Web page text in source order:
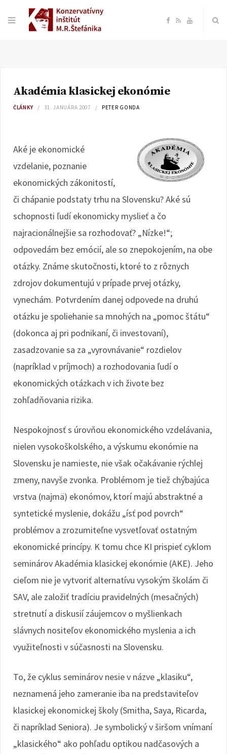
F
e
o
o
k
R Y
b
e
Akadémia klasickej ekonómie
ČLÁNKY 31. JANUÁRA 2007 PETER GONDA
Aké je ekonomické
vzdelanie, poznanie
ekonomických zákonitostí,
či chápanie podstaty trhu na Slovensku? Aké sú
schopnosti ľudí ekonomicky myslieť a čo
najracionálnejšie sa rozhodovať? „Nízke!“;
odpovedám bez emócií, ale so znepokojením, na obe
otázky. Známe skutočnosti, ktoré to z rôznych
zdrojov dokumentujú v prípade prvej otázky,
vynechám. Potvrdením danej odpovede na druhú
otázku je spoliehanie sa mnohých na „pomoc štátu“
(dokonca aj pri podnikaní, či investovaní),
zasadzovanie sa za „vyrovnávanie“ rozdielov
(napríklad v príjmoch) a rozhodovania ľudí o
ekonomických otázkach v ich živote bez
zohľadňovania rizika.
Nespokojnosť s úrovňou ekonomického vzdelávania,
nielen vysokoškolského, a výskumu ekonómie na
Slovensku je namieste, nie však očakávanie rýchlej
zmeny, navyše zvonka. Problémom je tiež chýbajúca
vrstva (najmä) ekonómov, ktorí majú abstraktné a
syntetické myslenie, dokážu „ísť pod povrch“
problémov a zrozumiteľne vysvetľovať ostatným
ekonomické princípy. K tomu chce KI prispieť cyklom
seminárov Akadémia klasickej ekonómie (AKE). Jeho
cieľom nie je vytvoriť alternatívu vysokým školám či
SAV, ale založiť tradíciu pravidelných (mesačných)
stretnutí a diskusií záujemcov o myšlienkach
slávnych nositeľov ekonomického myslenia a ich
využiteľnosti v súčasnosti na Slovensku.
To, že cyklus seminárov nesie v názve „klasiku“,
neznamená jeho zameranie iba na predstaviteľov
klasickej ekonomickej školy (Smitha, Saya, Ricarda,
či napríklad Seniora). Je symbolický v širšom vnímaní
„klasického“ ako pohľadu optikou nadčasových a